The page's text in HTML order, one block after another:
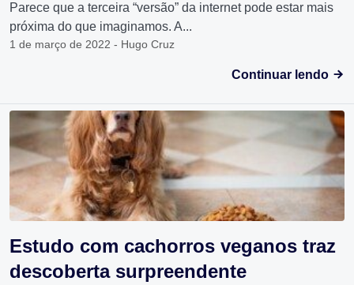
Parece que a terceira “versão” da internet pode estar mais
próxima do que imaginamos. A...
1 de março de 2022 - Hugo Cruz
Continuar lendo
Estudo com cachorros veganos traz
descoberta surpreendente